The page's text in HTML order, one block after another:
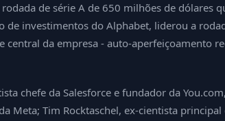
de série A de 650 milhões de dólares
investimentos do Alphabet, liderou a
da empresa - auto-aperfeiçoamento
chefe da Salesforce e fundador da
Tim Rocktaschel, ex-cientista